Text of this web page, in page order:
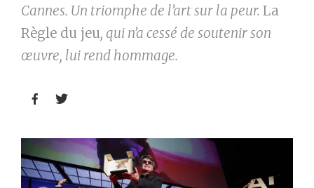
Cannes. Un triomphe de l’art sur la peur. La
Règle du jeu, qui n’a cessé de soutenir son
œuvre, lui rend hommage.
 